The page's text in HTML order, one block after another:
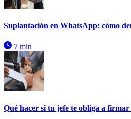
Suplantación en WhatsApp: cómo
7 min
Qué hacer si tu jefe te obliga a